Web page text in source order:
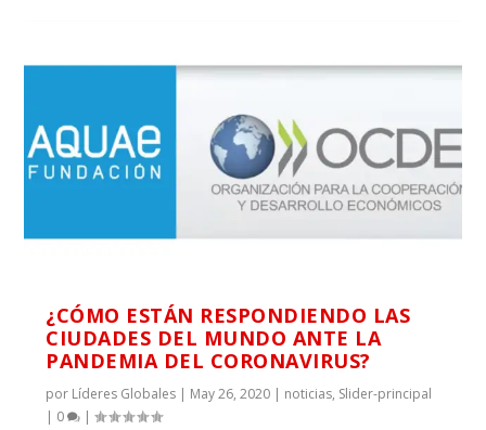
¿CÓMO ESTÁN RESPONDIENDO LAS
CIUDADES DEL MUNDO ANTE LA
PANDEMIA DEL CORONAVIRUS?
por Líderes Globales May 26, 2020 noticias, Slider-principal
0 |